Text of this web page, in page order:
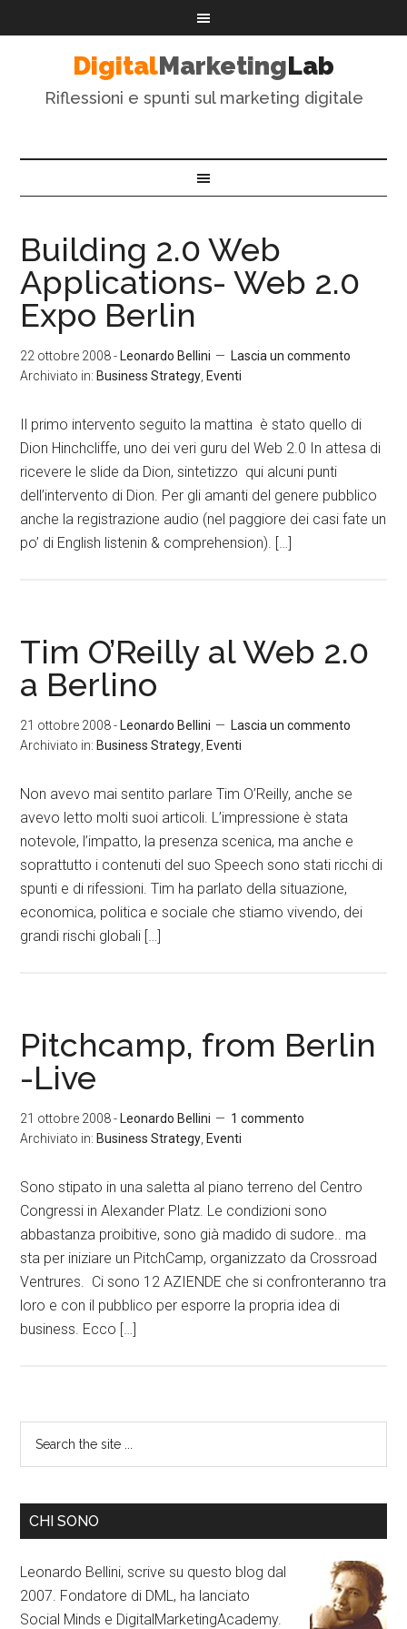
DigitalMarketingLab
Riflessioni e spunti sul marketing digitale
Building 2.0 Web
Applications- Web 2.0
Expo Berlin
22 ottobre 2008- Leonardo Bellini
Lascia un commento
Archiviato in: Business Strategy Eventi
Il primo intervento seguito la mattina è stato quello di
Dion Hinchcliffe, uno dei veri guru del Web 2.0 In attesa di
ricevere le slide da Dion, sintetizzo qui alcuni punti
dell’intervento di Dion. Per gli amanti del genere pubblico
anche la registrazione audio (nel paggiore dei casi fate un
po’ di English listenin & comprehension). […]
Tim O’Reilly al Web 2.0
a Berlino
21 ottobre 2008- Leonardo Bellini
Lascia un commento
Archiviato in: Business Strategy Eventi
Non avevo mai sentito parlare Tim O’Reilly, anche se
avevo letto molti suoi articoli. L’impressione è stata
notevole, l’impatto, la presenza scenica, ma anche e
soprattutto i contenuti del suo Speech sono stati ricchi di
spunti e di rifessioni. Tim ha parlato della situazione,
economica, politica e sociale che stiamo vivendo, dei
grandi rischi globali […]
Pitchcamp, from Berlin
-Live
21 ottobre 2008- Leonardo Bellini
1 commento
Archiviato in: Business Strategy Eventi
Sono stipato in una saletta al piano terreno del Centro
Congressi in Alexander Platz. Le condizioni sono
abbastanza proibitive, sono già madido di sudore.. ma
sta per iniziare un PitchCamp, organizzato da Crossroad
Ventrures. Ci sono 12 AZIENDE che si confronteranno tra
loro e con il pubblico per esporre la propria idea di
business. Ecco […]
CHI SONO
Leonardo Bellini, scrive su questo blog dal
2007. Fondatore di DML, ha lanciato
Social Minds e DigitalMarketingAcademy.